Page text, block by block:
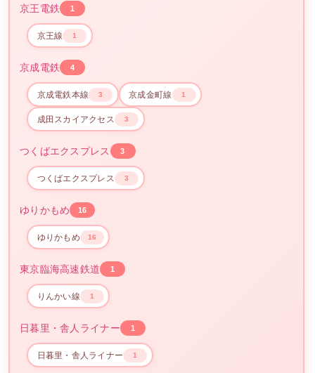
京王電鉄 1
京王線 1
京成電鉄 4
京成電鉄本線 3 京成金町線 1
成田スカイアクセス 3
つくばエクスプレス 3
つくばエクスプレス 3
ゆりかもめ 16
ゆりかもめ 16
東京臨海高速鉄道 1
りんかい線 1
日暮里・舎人ライナー 1
日暮里・舎人ライナー 1